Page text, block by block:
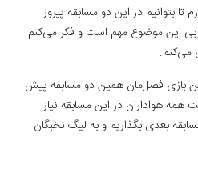
بتوانیم در این دو مسابقه پیروز
این موضوع مهم است و فکر ‌می‌کنم
می‌کنم.
بازی فصل‌مان همین دو مسابقه پیش
همه هواداران در این مسابقه نیاز
بعدی بگذاریم و به لیگ نخبگان